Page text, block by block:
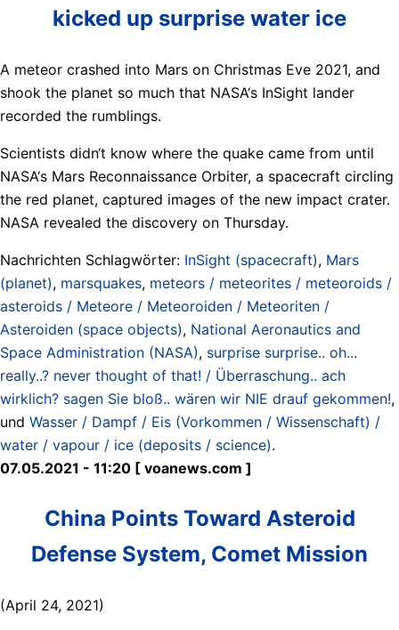
kicked up surprise water ice
A meteor crashed into Mars on Christmas Eve 2021, and
shook the planet so much that NASA‘s InSight lander
recorded the rumblings.
Scientists didn‘t know where the quake came from until
NASA‘s Mars Reconnaissance Orbiter, a spacecraft circling
the red planet, captured images of the new impact crater.
NASA revealed the discovery on Thursday.
Nachrichten Schlagwörter: InSight (spacecraft), Mars
(planet), marsquakes, meteors / meteorites / meteoroids /
asteroids / Meteore / Meteoroiden / Meteoriten /
Asteroiden (space objects), National Aeronautics and
Space Administration (NASA), surprise surprise.. oh...
really..? never thought of that! / Überraschung.. ach
wirklich? sagen Sie bloß.. wären wir NIE drauf gekommen!,
und Wasser / Dampf / Eis (Vorkommen / Wissenschaft) /
water / vapour / ice (deposits / science).
07.05.2021 - 11:20 [ voanews.com ]
China Points Toward Asteroid
Defense System, Comet Mission
(April 24, 2021)